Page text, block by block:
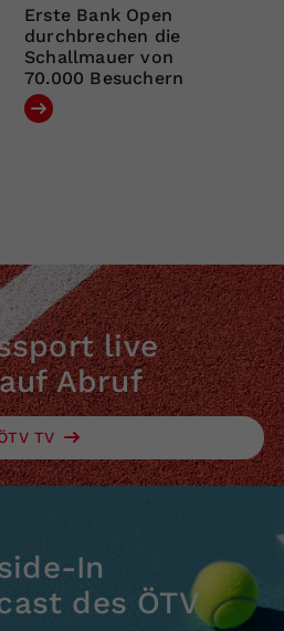
Erste Bank Open
durchbrechen die
Schallmauer von
70.000 Besuchern
live
Abruf
TV
In
des ÖTV